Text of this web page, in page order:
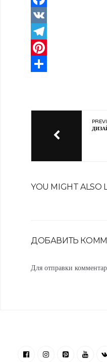
Facebook
VK
Telegram
Pinterest
YOU MIGHT ALSO
ДОБАВИТЬ
Для отправки